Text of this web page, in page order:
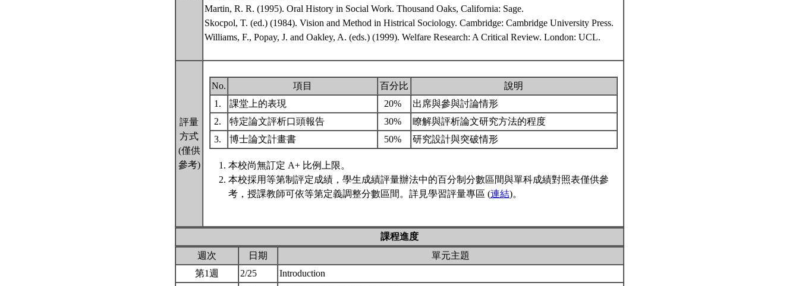
Martin, R. R. (1995). Oral History in Social Work. Thousand Oaks, California: Sage.
Skocpol, T. (ed.) (1984). Vision and Method in Histrical Sociology. Cambridge: Cambridge University Press.
Williams, F., Popay, J. and Oakley, A. (eds.) (1999). Welfare Research: A Critical Review. London: UCL.
評量
方式
(僅供
參考)
No. 項目 百分比
說明
1.
課堂上的表現 20%
出席與參與討論情形
2.
特定論文評析口頭報告 30%
瞭解與評析論文研究方法的程度
3.
博士論文計畫書 50% 研究設計與突破情形
本校尚無訂定 A+ 比例上限。
本校採用等第制評定成績，學生成績評量辦法中的百分制分數區間與單科成績對照表僅供參
考，授課教師可依等第定義調整分數區間。詳見學習評量專區 (連結)。
課程進度
週次
日期
單元主題
第1週
2/25
Introduction